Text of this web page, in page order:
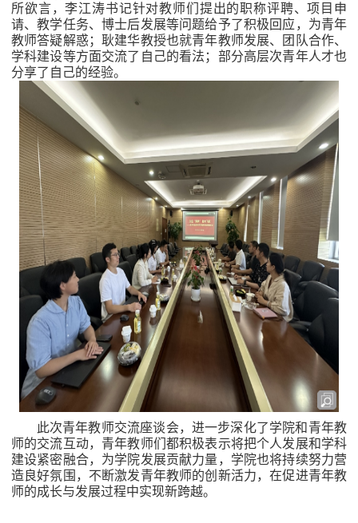
所欲言，李江涛书记针对教师们提出的职称评聘、项目申
请、教学任务、博士后发展等问题给予了积极回应，为青年
教师答疑解惑；耿建华教授也就青年教师发展、团队合作、
学科建设等方面交流了自己的看法； 部分高层次青年人才也
分享了自己的经验。
此次青年教师交流座谈会，进一步深化了学院和青年教
师的交流互动， 青年教师们都积极表示将把个人发展和学科
建设紧密融合，为学院发展贡献力量， 学院也将持续努力营
造良好氛围， 不断激发青年教师的创新活力，在促进青年教
师的成长与发展过程中实现新跨越。